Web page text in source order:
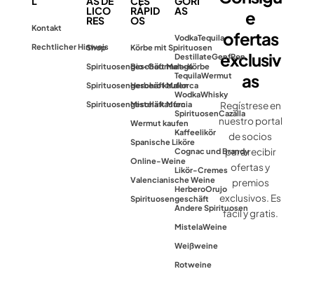
Kontakt
Rechtlicher Hinweis
LICO
RES
Shop
Spirituosengeschäft Malaga
Spirituosengeschäft Mallorca
Spirituosengeschäft Murcia
RÁPID
OS
Körbe mit Spirituosen
Bio-Gourmet-Körbe
Herbero kaufen
Mistela kaufen
Wermut kaufen
Spanische Liköre
Online-Weine
Valencianische Weine
Spirituosengeschäft
AS
VodkaTequila
DestillateGenfRon
TequilaWermut
WodkaWhisky
SpirituosenCazalla
Kaffeelikör
Cognac und Brandy
Likör-Cremes
HerberoOrujo
Andere Spirituosen
MistelaWeine
Weißweine
Rotweine
e
ofertas
exclusiv
as
Regístrese en
nuestro portal
de socios
para recibir
ofertas y
premios
exclusivos. Es
fácil y gratis.